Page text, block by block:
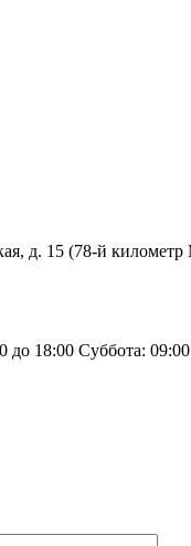
д. 15 (78-й
18:00 Суббота: